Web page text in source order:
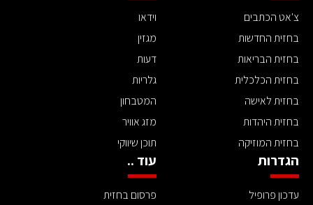
צ'אט הכתבים
בחזית החדשות
בחזית הבריאות
בחזית הכלכלית
בחזית לאישה
בחזית היהדות
בחזית המוזיקה
וידאו
מגזין
דעות
גלריות
המטבחון
מזג אוויר
תוכן שיווקי
הגדרות
עדכון פרופיל
עוד ..
פרסום בחזית